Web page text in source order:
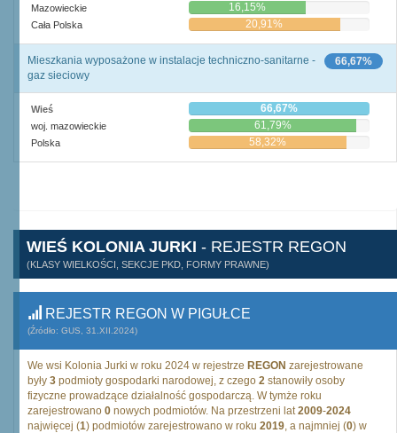
Mazowieckie 16,15%
Cała Polska 20,91%
66,67%
Mieszkania wyposażone w instalacje techniczno-sanitarne -
gaz sieciowy
Wieś 66,67%
woj. mazowieckie 61,79%
Polska 58,32%
WIEŚ KOLONIA JURKI - REJESTR REGON
(KLASY WIELKOŚCI, SEKCJE PKD, FORMY PRAWNE)
REJESTR REGON W PIGUŁCE
(Źródło: GUS, 31.XII.2024)
We wsi Kolonia Jurki w roku 2024 w rejestrze REGON zarejestrowane
były 3 podmioty gospodarki narodowej, z czego 2 stanowiły osoby
fizyczne prowadzące działalność gospodarczą. W tymże roku
zarejestrowano 0 nowych podmiotów. Na przestrzeni lat2009-2024
najwięcej (1) podmiotów zarejestrowano w roku 2019, a najmniej (0) w